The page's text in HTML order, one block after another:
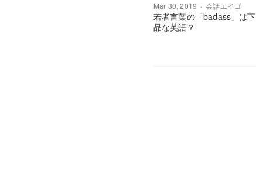
Mar 30, 2019 会話エイゴ
若者言葉の「badass」は下
品な英語？